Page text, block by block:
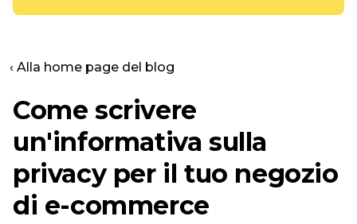
‹ Alla home page del blog
Come scrivere
un'informativa sulla
privacy per il tuo negozio
di e-commerce